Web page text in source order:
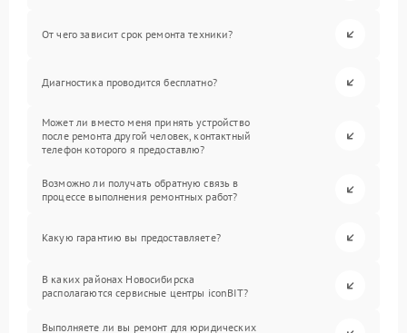
От чего зависит срок ремонта техники?
Диагностика проводится бесплатно?
Может ли вместо меня принять устройство
после ремонта другой человек, контактный
телефон которого я предоставлю?
Возможно ли получать обратную связь в
процессе выполнения ремонтных работ?
Какую гарантию вы предоставляете?
В каких районах Новосибирска
располагаются сервисные центры iconBIT?
Выполняете ли вы ремонт для юридических